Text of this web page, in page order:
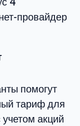
провайдер
помогут
тариф для
учетом акций